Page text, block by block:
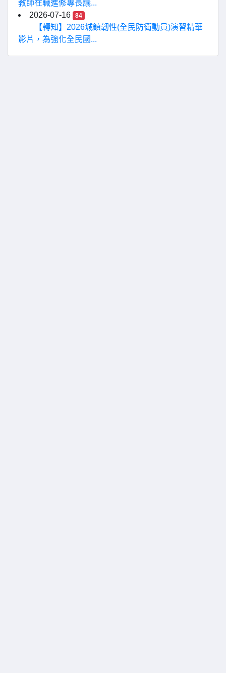
教師在職進修專長議...
2026-07-16
84
【轉知】2026城鎮韌性(全民防衛動員)演習精華
影片，為強化全民國...